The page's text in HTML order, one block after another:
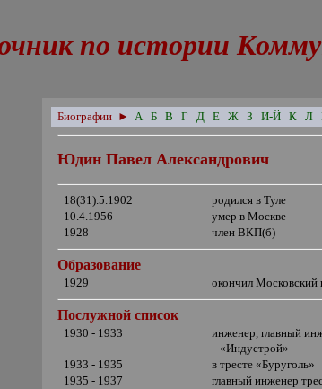
по истории
Биографии ► А Б В Г Д Е Ж З И-Й К Л
Юдин Павел Александрович
18(31).5.1902
родился в Туле
10.4.1956
умер в Москве
1928
член ВКП(б)
Образование
1929 окончил Московский
Послужной список
1930 - 1933
инженер, главный
«Индустрой»
1933 - 1935
в тресте «Буруголь»
1935 - 1937
главный инженер